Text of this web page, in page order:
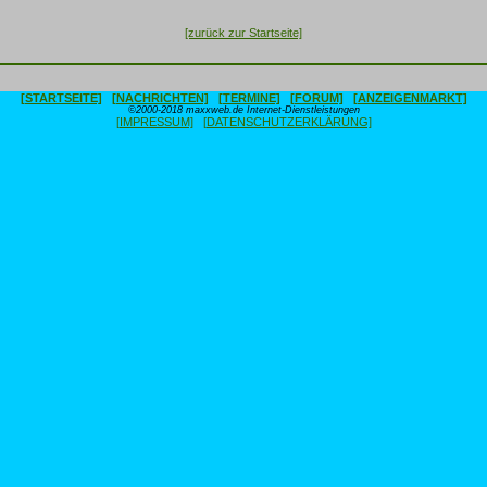
[zurück zur Startseite]
[STARTSEITE] [NACHRICHTEN] [TERMINE] [FORUM] [ANZEIGENMARKT]
©2000-2018 maxxweb.de Internet-Dienstleistungen
[IMPRESSUM] [DATENSCHUTZERKLÄRUNG]